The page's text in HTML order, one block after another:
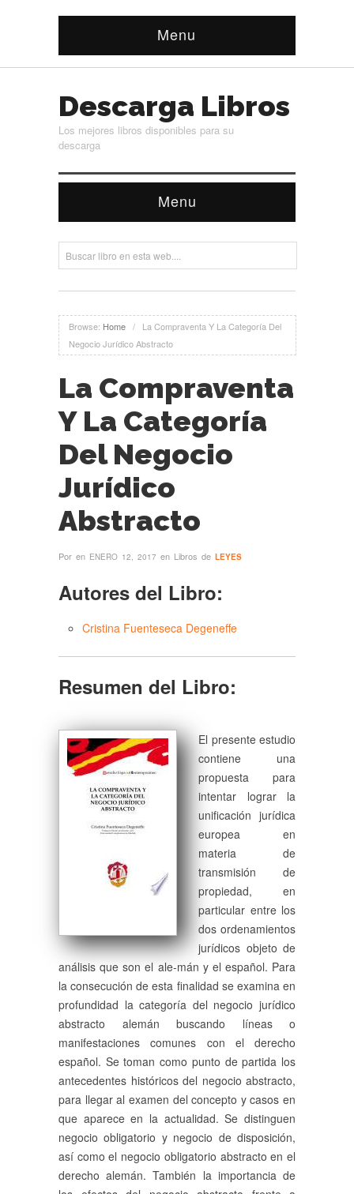
Menu
Descarga Libros
Los mejores libros disponibles para su
descarga
Menu
Browse: Home /
La Compraventa Y La Categoría Del
Negocio Jurídico Abstracto
La Compraventa
Y La Categoría
Del Negocio
Jurídico
Abstracto
Por en ENERO 12, 2017 en Libros de LEYES
Autores del Libro:
Cristina Fuenteseca Degeneffe
Resumen del Libro:
El presente estudio
contiene una
propuesta para
intentar lograr la
unificación jurídica
europea en
materia de
transmisión de
propiedad, en
particular entre los
dos ordenamientos
jurídicos objeto de
análisis que son el ale-mán y el español. Para
la consecución de esta finalidad se examina en
profundidad la categoría del negocio jurídico
abstracto alemán buscando líneas o
manifestaciones comunes con el derecho
español. Se toman como punto de partida los
antecedentes históricos del negocio abstracto,
para llegar al examen del concepto y casos en
que aparece en la actualidad. Se distinguen
negocio obligatorio y negocio de disposición,
así como el negocio obligatorio abstracto en el
derecho alemán. También la importancia de